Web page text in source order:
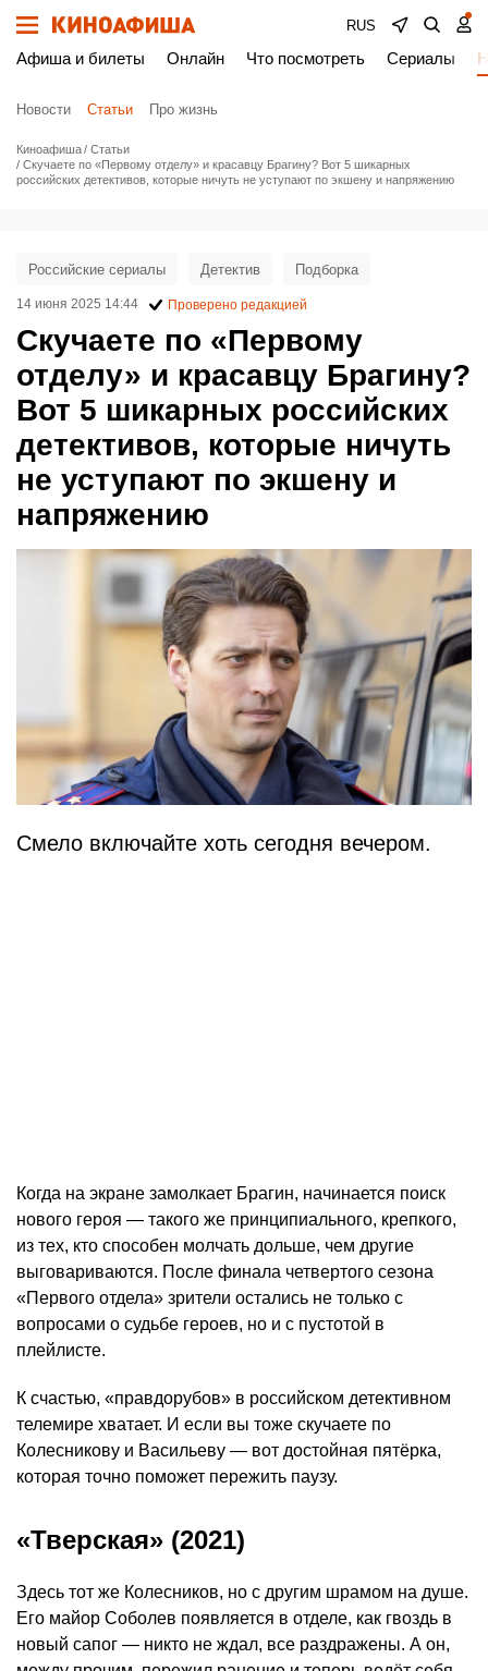
RUS
Афиша и билеты Онлайн Что посмотреть Сериалы
Новости Статьи Про жизнь
Киноафиша
Статьи
Скучаете по «Первому отделу» и красавцу Брагину? Вот 5 шикарных
российских детективов, которые ничуть не уступают по экшену и напряжению
Скучаете по «Первому
отделу» и красавцу Брагину?
Вот 5 шикарных российских
детективов, которые ничуть
не уступают по экшену и
напряжению
Российские сериалы Детектив Подборка
14 июня 2025 14:44 Проверено редакцией
Смело включайте хоть сегодня вечером.
Когда на экране замолкает Брагин, начинается поиск
нового героя — такого же принципиального, крепкого,
из тех, кто способен молчать дольше, чем другие
выговариваются. После финала четвертого сезона
«Первого отдела» зрители остались не только с
вопросами о судьбе героев, но и с пустотой в
плейлисте.
К счастью, «правдорубов» в российском детективном
телемире хватает. И если вы тоже скучаете по
Колесникову и Васильеву — вот достойная пятёрка,
которая точно поможет пережить паузу.
«Тверская» (2021)
Здесь тот же Колесников, но с другим шрамом на душе.
Его майор Соболев появляется в отделе, как гвоздь в
новый сапог — никто не ждал, все раздражены. А он,